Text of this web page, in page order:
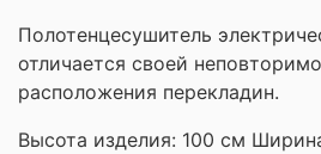
Полотенцесушитель
отличается своей
расположения перекладин.
Высота изделия: 100 см